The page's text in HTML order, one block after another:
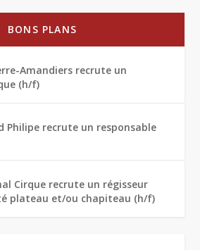
BONS PLANS
Amandiers recrute un
(h/f)
Philipe recrute un responsable
Cirque recrute un régisseur
plateau et/ou chapiteau (h/f)